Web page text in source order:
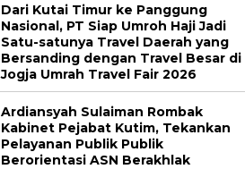
Dari Kutai Timur ke Panggung
Nasional, PT Siap Umroh Haji Jadi
Satu-satunya Travel Daerah yang
Bersanding dengan Travel Besar di
Jogja Umrah Travel Fair 2026
Ardiansyah Sulaiman Rombak
Kabinet Pejabat Kutim, Tekankan
Pelayanan Publik Publik
Berorientasi ASN Berakhlak